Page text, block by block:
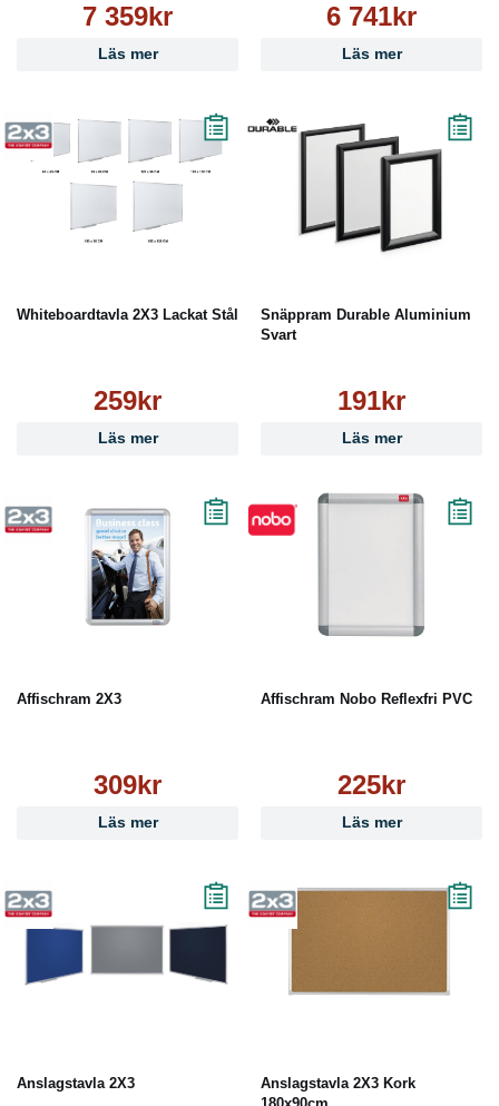
7 359kr
Läs mer
6 741kr
Läs mer
Whiteboardtavla 2X3 Lackat Stål
259kr
Läs mer
Snäppram Durable Aluminium
Svart
191kr
Läs mer
Affischram 2X3
309kr
Läs mer
Affischram Nobo Reflexfri PVC
225kr
Läs mer
Anslagstavla 2X3
Anslagstavla 2X3 Kork